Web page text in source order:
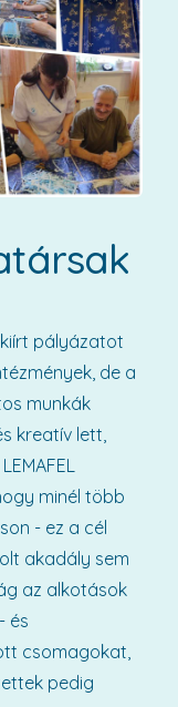
pályázatot
de a
munkák
kreatív lett,
minél több
- ez a cél
akadály sem
az alkotások
és
csomagokat,
pedig